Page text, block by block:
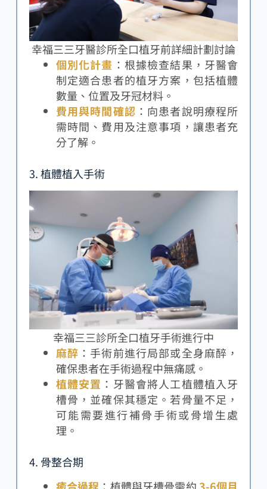
幸福三三牙醫診所全口植牙前詳細計劃討論
個別化計畫 ：根據檢查結果，牙醫會
制定適合患者的植牙方案，包括植體
數量、位置及牙冠材料。
費用與時間確認 ：向患者說明療程所
需時間、費用及注意事項，讓患者充
分了解。
3. 植體植入手術
幸福三三診所全口植牙手術進行中
麻醉 ：手術前進行局部或全身麻醉，
確保患者在手術過程中無痛感。
植體安置 ：牙醫會將人工植體植入牙
槽骨，並確保其穩定。若骨量不足，
可能需要進行補骨手術或骨增生處
理。
4. 骨整合期